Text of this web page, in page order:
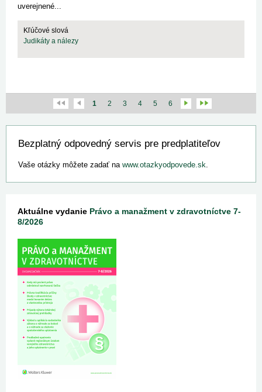
uverejnené...
Kľúčové slová
Judikáty a nálezy
1 2 3 4 5 6
Bezplatný odpovedný servis pre predplatiteľov
Vaše otázky môžete zadať na www.otazkyodpovede.sk.
Aktuálne vydanie Právo a manažment v zdravotníctve 7-
8/2026